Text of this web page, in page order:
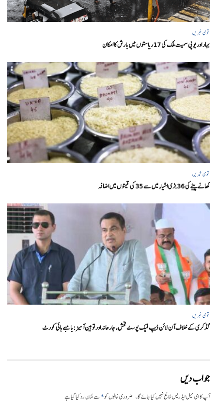
قومی خبریں
بہار اور یو پی سمیت ملک کی 17ریاستوں میں بارش کا امکان
قومی خبریں
کھانے پینے کی 36 بڑی اشیاء میں سے 35 کی قیمتوں میں اضافہ
قومی خبریں
گڈکری کے خلاف آن لائن ڈیپ فیک پوسٹ فحش، جارحانہ اور توہین آمیز:بامبے ہائی کورٹ
جواب دیں
آپ کا ای میل ایڈریس شائع نہیں کیا جائے گا۔ ضروری خانوں کو*سے نشان زد کیا گیا ہے